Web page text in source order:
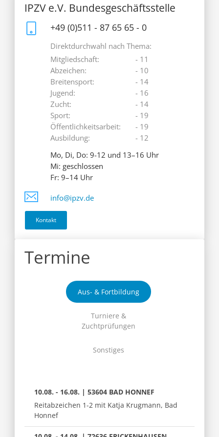
IPZV e.V. Bundesgeschäftsstelle
+49 (0)511 - 87 65 65 - 0
Direktdurchwahl nach Thema:
Mitgliedschaft:
Abzeichen:
Breitensport:
Jugend:
Zucht:
Sport:
Öffentlichkeitsarbeit:
Ausbildung:
- 11
- 10
- 14
- 16
- 14
- 19
- 19
- 12
Mo, Di, Do: 9-12 und 13–16 Uhr
Mi: geschlossen
Fr: 9–14 Uhr
info@ipzv.de
Kontakt
Termine
Aus- & Fortbildung
Turniere &
Zuchtprüfungen
Sonstiges
10.08. - 16.08. | 53604 BAD HONNEF
Reitabzeichen 1-2 mit Katja Krugmann, Bad
Honnef